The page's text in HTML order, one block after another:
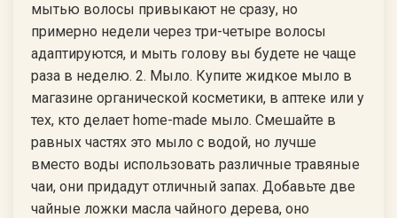
мытью волосы привыкают не сразу, но
примерно недели через три-четыре волосы
адаптируются, и мыть голову вы будете не чаще
раза в неделю. 2. Мыло. Купите жидкое мыло в
магазине органической косметики, в аптеке или у
тех, кто делает home-made мыло. Смешайте в
равных частях это мыло с водой, но лучше
вместо воды использовать различные травяные
чаи, они придадут отличный запах. Добавьте две
чайные ложки масла чайного дерева, оно